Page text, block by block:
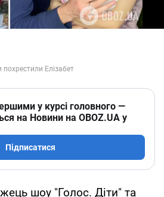
у курсі головного —
на Новини на OBOZ.UA у
Підписатися
шоу "Голос. Діти" та